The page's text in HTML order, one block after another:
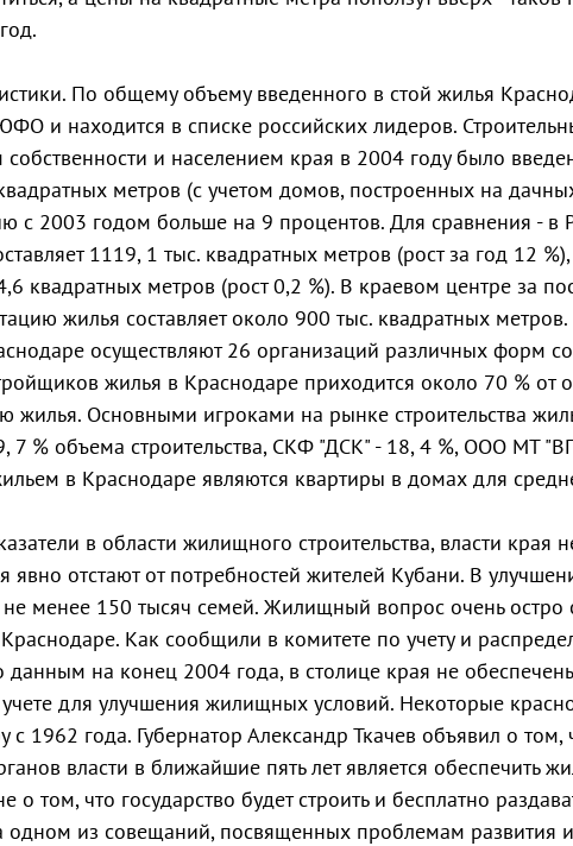
По общему объему введенного в стой жилья
и находится в списке российских лидеров.
и населением края в 2004 году было
метров (с учетом домов, построенных на
с 2003 годом больше на 9 процентов. Для сравнения - в
1119, 1 тыс. квадратных метров (рост за год 12
квадратных метров (рост 0,2 %). В краевом центре за
жилья составляет около 900 тыс. квадратных метров.
осуществляют 26 организаций различных форм
жилья в Краснодаре приходится около 70 % от
жилья. Основными игроками на рынке строительства
7 % объема строительства, СКФ "ДСК" - 18, 4 %, ООО МТ
в Краснодаре являются квартиры в домах для
в области жилищного строительства, власти края
явно отстают от потребностей жителей Кубани. В
менее 150 тысяч семей. Жилищный вопрос очень остро
Как сообщили в комитете по учету и
данным на конец 2004 года, в столице края не
для улучшения жилищных условий. Некоторые
с 1962 года. Губернатор Александр Ткачев объявил о том,
власти в ближайшие пять лет является обеспечить
о том, что государство будет строить и бесплатно
одном из совещаний, посвященных проблемам развития